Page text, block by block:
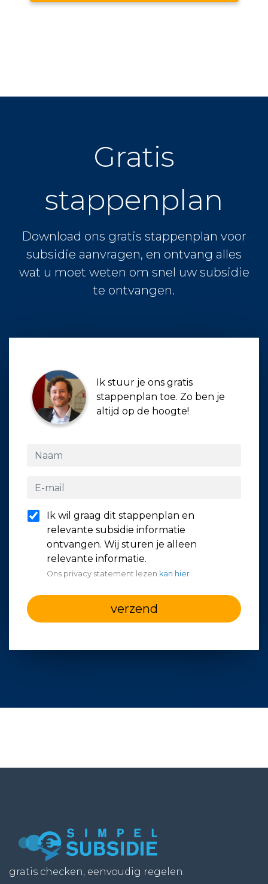
Gratis
stappenplan
Download ons gratis stappenplan voor
subsidie aanvragen, en ontvang alles
wat u moet weten om snel uw subsidie
te ontvangen.
Ik stuur je ons gratis
stappenplan toe. Zo ben je
altijd op de hoogte!
Ik wil graag dit stappenplan en
relevante subsidie informatie
ontvangen. Wij sturen je alleen
relevante informatie.
Ons privacy statement lezen kan hier
verzend
gratis checken, eenvoudig regelen.